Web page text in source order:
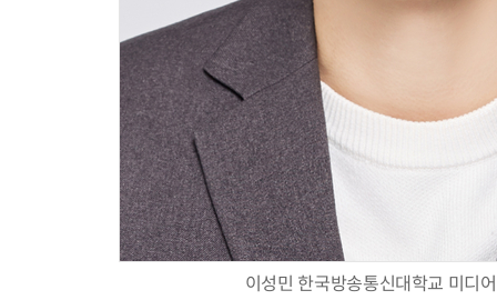
이성민 한국방송통신대학교 미디